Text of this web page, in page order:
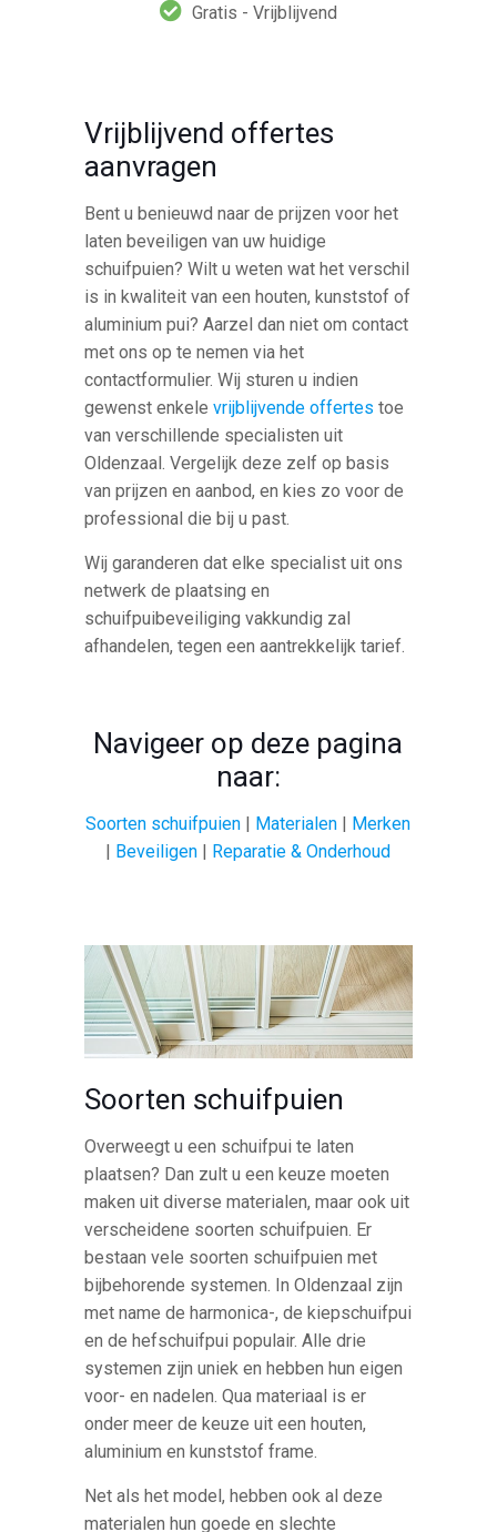
Gratis - Vrijblijvend
Vrijblijvend offertes
aanvragen
Bent u benieuwd naar de prijzen voor het
laten beveiligen van uw huidige
schuifpuien? Wilt u weten wat het verschil
is in kwaliteit van een houten, kunststof of
aluminium pui? Aarzel dan niet om contact
met ons op te nemen via het
contactformulier. Wij sturen u indien
gewenst enkelevrijblijvende offertes toe
van verschillende specialisten uit
Oldenzaal. Vergelijk deze zelf op basis
van prijzen en aanbod, en kies zo voor de
professional die bij u past.
Wij garanderen dat elke specialist uit ons
netwerk de plaatsing en
schuifpuibeveiliging vakkundig zal
afhandelen, tegen een aantrekkelijk tarief.
Navigeer op deze pagina
naar:
Soorten schuifpuien | Materialen | Merken
| Beveiligen | Reparatie & Onderhoud
Soorten schuifpuien
Overweegt u een schuifpui te laten
plaatsen? Dan zult u een keuze moeten
maken uit diverse materialen, maar ook uit
verscheidene soorten schuifpuien. Er
bestaan vele soorten schuifpuien met
bijbehorende systemen. In Oldenzaal zijn
met name de harmonica-, de kiepschuifpui
en de hefschuifpui populair. Alle drie
systemen zijn uniek en hebben hun eigen
voor- en nadelen. Qua materiaal is er
onder meer de keuze uit een houten,
aluminium en kunststof frame.
Net als het model, hebben ook al deze
materialen hun goede en slechte